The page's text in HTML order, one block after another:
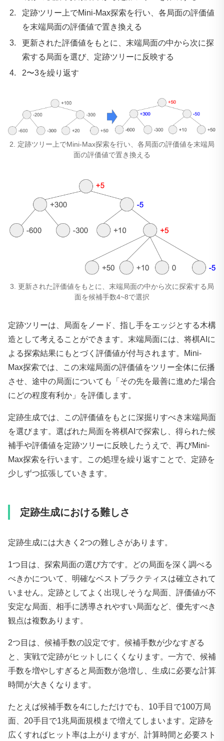
定跡ツリー上でMini-Max探索を行い、各局面の評価値
を末端局面の評価値で置き換える
更新された評価値をもとに、末端局面の中から次に探
索する局面を選び、定跡ツリーに反映する
2〜3を繰り返す
2. 定跡ツリー上でMini-Max探索を行い、各局面の評価値を末端局
面の評価値で置き換える
3. 更新された評価値をもとに、末端局面の中から次に探索する局
面を候補手数4~8で選択
定跡ツリーは、局面をノード、指し手をエッジとする木構
造として考えることができます。末端局面には、将棋AIに
よる探索結果にもとづく評価値が付与されます。Mini-
Max探索では、この末端局面の評価値をツリー全体に伝播
させ、途中の局面についても「その先を最善に進めた場合
にどの程度有利か」を評価します。
定跡生成では、この評価値をもとに深掘りすべき末端局面
を選びます。選ばれた局面を将棋AIで探索し、得られた候
補手や評価値を定跡ツリーに反映したうえで、再びMini-
Max探索を行います。この処理を繰り返すことで、定跡を
少しずつ拡張していきます。
定跡生成における難しさ
定跡生成には大きく2つの難しさがあります。
1つ目は、探索局面の選び方です。どの局面を深く調べる
べきかについて、明確なベストプラクティスは確立されて
いません。定跡としてよく出現しそうな局面、評価値が不
安定な局面、相手に誘導されやすい局面など、優先すべき
観点は複数あります。
2つ目は、候補手数の設定です。候補手数が少なすぎる
と、実戦で定跡がヒットしにくくなります。一方で、候補
手数を増やしすぎると局面数が急増し、生成に必要な計算
時間が大きくなります。
たとえば候補手数を4にしただけでも、10手目で100万局
面、20手目で1兆局面規模まで増えてしまいます。定跡を
広くすればヒット率は上がりますが、計算時間と必要スト